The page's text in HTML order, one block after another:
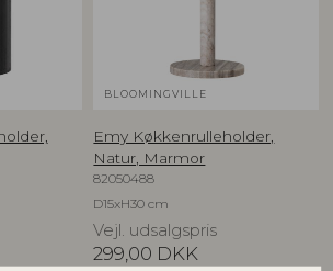
BLOOMINGVILLE
Emy Køkkenrulleholder,
Natur, Marmor
82050488
D15xH30 cm
Vejl. udsalgspris
299,00 DKK